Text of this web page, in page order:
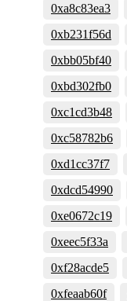
0xa8c83ea3
0xb231f56d
0xbb05bf40
0xbd302fb0
0xc1cd3b48
0xc58782b6
0xd1cc37f7
0xdcd54990
0xe0672c19
0xeec5f33a
0xf28acde5
0xfeaab60f